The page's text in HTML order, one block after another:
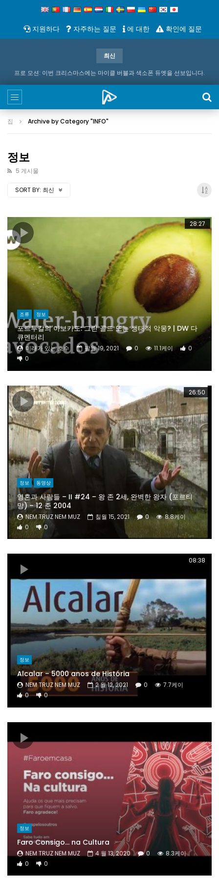
지원하다 자주하는 질문 에 대한 확인에 질문
최신
프로 모션: 이번 크리스마스에는 마이클 버블과 색소폰 듀엣을 선보입니다.
집 Archive by Category "INFO"
정보
5 게시물
SORT BY: 최신
28:27
조류 정보
포르투갈의 아보카도: 그린 골드 또는 생태적 악몽? | DW 다
큐멘터리
미래가 있는 호수 팔월 19, 2021 0 11.1케이
0
0
26:50
정보 동영상
영혼과 사람들 – II #24 – 왕 존 2세, 완벽한 왕자 (포르티
망) – 12 준 2004
NEM TRUZ NEM MUZ 칠월 15, 2021 0
8.8케이
0
0
08:38
정보
Alcalar– 5000anos de História
NEM TRUZ NEM MUZ 2 월 12, 2021 0
7.7케이
0
0
정보
Faro Consigo… na Cultura
NEM TRUZ NEM MUZ 4 월 13, 2020 0
8.3케이
0
0